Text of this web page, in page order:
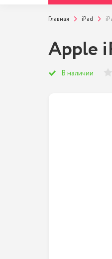
Главная iPad
Apple
В наличии